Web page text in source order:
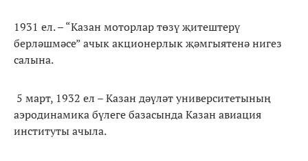
1931 ел. – “Казан моторлар төзү җитештерү
берләшмәсе” ачык акционерлык җәмгыятенә нигез
салына.
5 март, 1932 ел – Казан дәүләт университетының
аэродинамика бүлеге базасында Казан авиация
институты ачыла.